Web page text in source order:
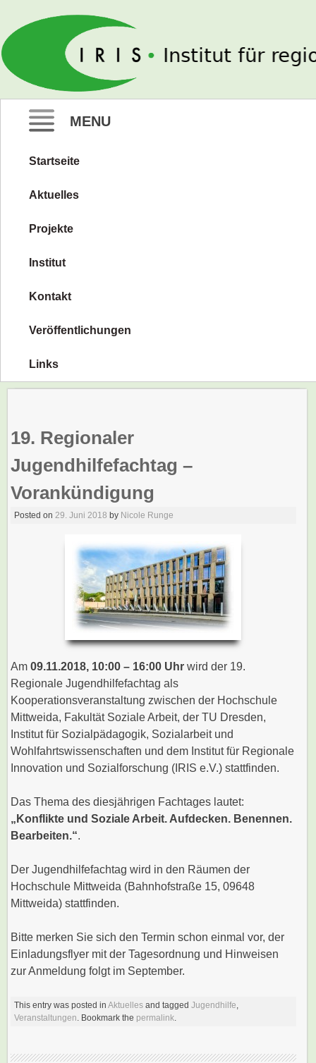
IRIS e. V.
MENU
Zum
springen
Startseite
Aktuelles
Projekte
Institut
Kontakt
Veröffentlichungen
Links
19. Regionaler
Jugendhilfefachtag –
Vorankündigung
Posted on29. Juni 2018 by Nicole Runge
Am09.11.2018, 10:00 – 16:00 Uhr wird der 19.
Regionale Jugendhilfefachtag als
Kooperationsveranstaltung zwischen der Hochschule
Mittweida, Fakultät Soziale Arbeit, der TU Dresden,
Institut für Sozialpädagogik, Sozialarbeit und
Wohlfahrtswissenschaften und dem Institut für Regionale
Innovation und Sozialforschung (IRIS e.V.) stattfinden.
Das Thema des diesjährigen Fachtages lautet:
„Konflikte und Soziale Arbeit. Aufdecken. Benennen.
Bearbeiten.“.
Der Jugendhilfefachtag wird in den Räumen der
Hochschule Mittweida (Bahnhofstraße 15, 09648
Mittweida) stattfinden.
Bitte merken Sie sich den Termin schon einmal vor, der
Einladungsflyer mit der Tagesordnung und Hinweisen
zur Anmeldung folgt im September.
This entry was posted inAktuelles and taggedJugendhilfe,
Veranstaltungen. Bookmark the permalink.